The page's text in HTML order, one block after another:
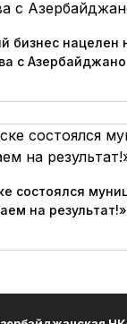
бизнес нацелен
с
состоялся
на результат!»